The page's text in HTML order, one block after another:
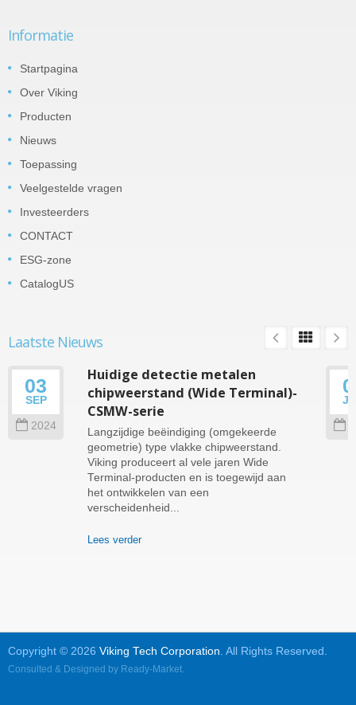
Informatie
Startpagina
Over Viking
Producten
Nieuws
Toepassing
Veelgestelde vragen
Investeerders
CONTACT
ESG-zone
CatalogUS
Laatste Nieuws
03
SEP
2024
Huidige detectie metalen
chipweerstand (Wide Terminal)-
CSMW-serie
Langzijdige beëindiging (omgekeerde
geometrie) type vlakke chipweerstand.
Viking produceert al vele jaren Wide
Terminal-producten en is toegewijd aan
het ontwikkelen van een
verscheidenheid...
Lees verder
Copyright © 2026 Viking Tech Corporation. All Rights Reserved.
Consulted & Designed by Ready-Market.